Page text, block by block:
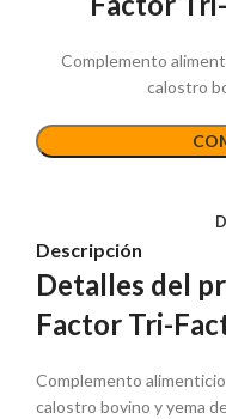
Complemento
calostro
Descripción
Detalles del
Factor Tri-
Complemento
calostro bovino y yema